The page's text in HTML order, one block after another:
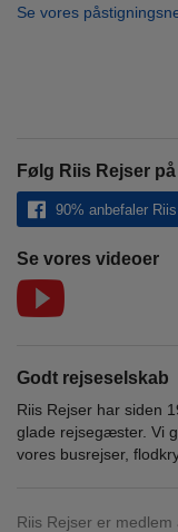
Se vores
Følg Riis Rejser
90% anbefaler
Se vores videoer
Godt rejseselskab
Riis Rejser har siden
glade rejsegæster. Vi
vores busrejser,
Riis Rejser er